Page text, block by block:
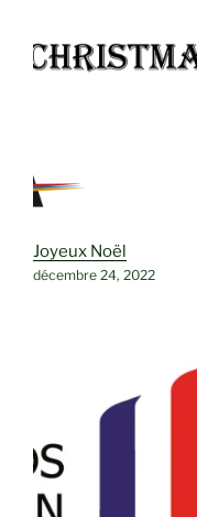
Joyeux Noël
décembre 24, 2022